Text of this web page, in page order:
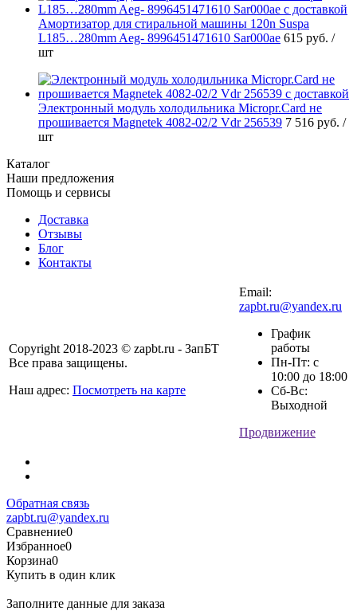
Амортизатор для стиральной машины 120n Suspa
L185…280mm Aeg- 8996451471610 Sar000ae 615 руб. /
шт
Электронный модуль холодильника Micropr.Card не
прошивается Magnetek 4082-02/2 Vdr 256539 7 516 руб. /
шт
Каталог
Наши предложения
Помощь и сервисы
Доставка
Отзывы
Блог
Контакты
Copyright 2018-2023 © zapbt.ru - ЗапБТ
Все права защищены.
Наш адрес: Посмотреть на карте
Email:
zapbt.ru@yandex.ru
График
работы
Пн-Пт: с
10:00 до 18:00
Сб-Вс:
Выходной
Продвижение
Обратная связь
zapbt.ru@yandex.ru
Сравнение0
Избранное0
Корзина0
Купить в один клик
Заполните данные для заказа